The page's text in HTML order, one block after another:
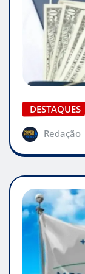
DESTAQUES
Redação